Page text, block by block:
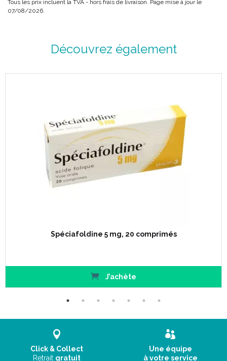
Tous les prix incluent la TVA - hors frais de livraison. Page mise à jour le
07/08/2026.
Découvrez également
Spéciafoldine 5 mg, 20 comprimés
J’achète
Click & Collect
Retrait gratuit
Une équipe
à votre service